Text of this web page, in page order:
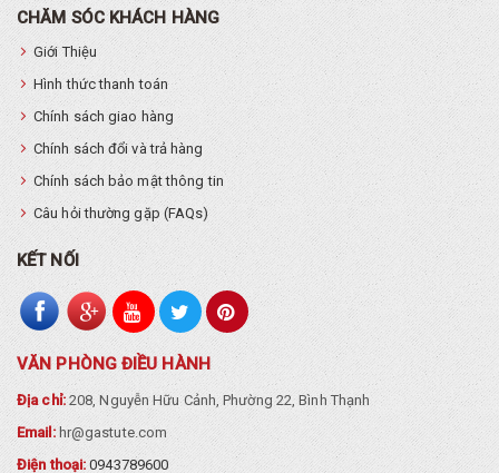
CHĂM SÓC KHÁCH HÀNG
Giới Thiệu
Hình thức thanh toán
Chính sách giao hàng
Chính sách đổi và trả hàng
Chính sách bảo mật thông tin
Câu hỏi thường gặp (FAQs)
KẾT NỐI
VĂN PHÒNG ĐIỀU HÀNH
Địa chỉ:208, Nguyễn Hữu Cảnh, Phường 22, Bình Thạnh
Email: hr@gastute.com
Điện thoại:0943789600